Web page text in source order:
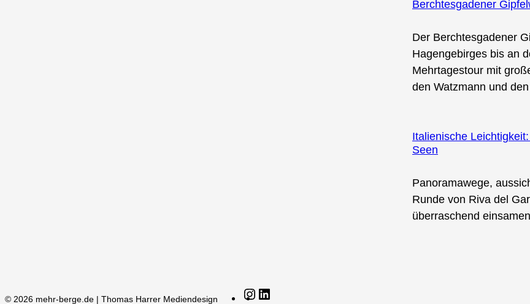
Berchtesgadener
Der Berchtesgadener
Hagengebirges bis an
Mehrtagestour mit
den Watzmann und
Italienische
Seen
Panoramawege,
Runde von Riva del
überraschend
© 2026 mehr-berge.de | Thomas Harrer Mediendesign Instagram